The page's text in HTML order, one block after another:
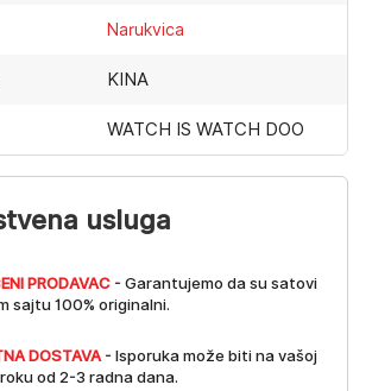
usluga
PRODAVAC - Garantujemo da su satovi
sajtu 100% originalni.
DOSTAVA - Isporuka može biti na vašoj
od 2-3 radna dana.
Narukvica
KINA
WATCH IS WATCH DOO